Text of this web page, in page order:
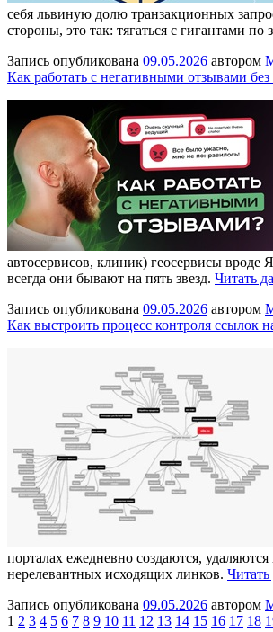
себя львиную долю транзакционных
стороны, это так: тягаться с гигантами
Запись опубликована 09.05.2026 автором
Как работать с негативными отзывами
автосервисов, клиник) геосервисы
всегда они бывают на пять звезд. Читать
Запись опубликована 09.05.2026 автором
Как выстроить процесс контроля ссылок
порталах ежедневно создаются,
нерелевантных исходящих линков.
Запись опубликована 09.05.2026 автором
1 2 3 4 5 6 7 8 9 10 11 12 13 14 15 16 17 18